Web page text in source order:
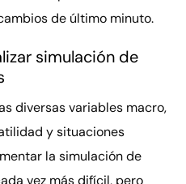
de último minuto.
simulación de
diversas variables macro,
y situaciones
la simulación de
vez más difícil, pero